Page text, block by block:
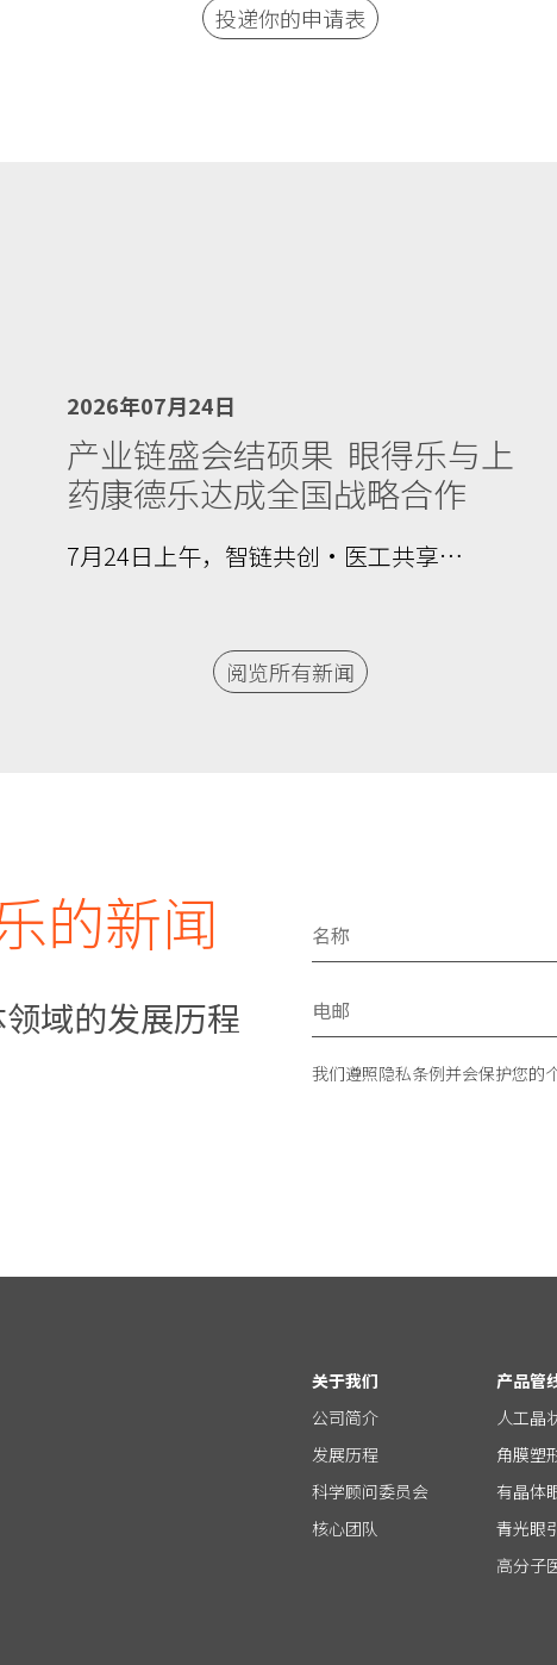
投递你的申请表
2026年07月24日
产业链盛会结硕果 眼得乐与上
药康德乐达成全国战略合作
7月24日上午，智链共创·医工共享…
阅览所有新闻
的新闻
域的发展历程
我们遵照隐私条例并会保护您的
关于我们
公司简介
发展历程
科学顾问委员会
核心团队
产品管
人工晶
角膜塑
有晶体
青光眼
高分子